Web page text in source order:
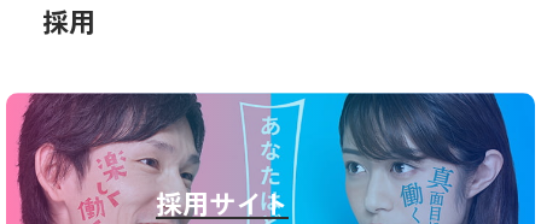
採用
採用サイト